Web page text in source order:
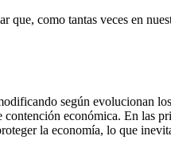
que, como tantas veces en
según evolucionan
económica. En las
la economía, lo que